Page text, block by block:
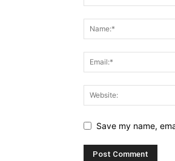
Save my name,